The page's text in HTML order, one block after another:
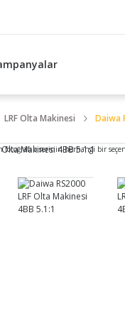
LRF Olta Makinesi Daiwa
o serinin herhangi bir